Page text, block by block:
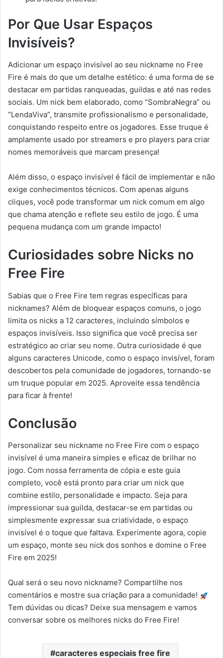
Por Que Usar Espaços
Invisíveis?
Adicionar um espaço invisível ao seu nickname no Free
Fire é mais do que um detalhe estético: é uma forma de se
destacar em partidas ranqueadas, guildas e até nas redes
sociais. Um nick bem elaborado, como “SombraㅤNegra” ou
“LendaㅤViva”, transmite profissionalismo e personalidade,
conquistando respeito entre os jogadores. Esse truque é
amplamente usado por streamers e pro players para criar
nomes memoráveis que marcam presença!
Além disso, o espaço invisível é fácil de implementar e não
exige conhecimentos técnicos. Com apenas alguns
cliques, você pode transformar um nick comum em algo
que chama atenção e reflete seu estilo de jogo. É uma
pequena mudança com um grande impacto!
Curiosidades sobre Nicks no
Free Fire
Sabias que o Free Fire tem regras específicas para
nicknames? Além de bloquear espaços comuns, o jogo
limita os nicks a 12 caracteres, incluindo símbolos e
espaços invisíveis. Isso significa que você precisa ser
estratégico ao criar seu nome. Outra curiosidade é que
alguns caracteres Unicode, como o espaço invisível, foram
descobertos pela comunidade de jogadores, tornando-se
um truque popular em 2025. Aproveite essa tendência
para ficar à frente!
Conclusão
Personalizar seu nickname no Free Fire com o espaço
invisível é uma maneira simples e eficaz de brilhar no
jogo. Com nossa ferramenta de cópia e este guia
completo, você está pronto para criar um nick que
combine estilo, personalidade e impacto. Seja para
impressionar sua guilda, destacar-se em partidas ou
simplesmente expressar sua criatividade, o espaço
invisível é o toque que faltava. Experimente agora, copie
um espaço, monte seu nick dos sonhos e domine o Free
Fire em 2025!
Qual será o seu novo nickname? Compartilhe nos
comentários e mostre sua criação para a comunidade!
Tem dúvidas ou dicas? Deixe sua mensagem e vamos
conversar sobre os melhores nicks do Free Fire!
caracteres especiais free fire